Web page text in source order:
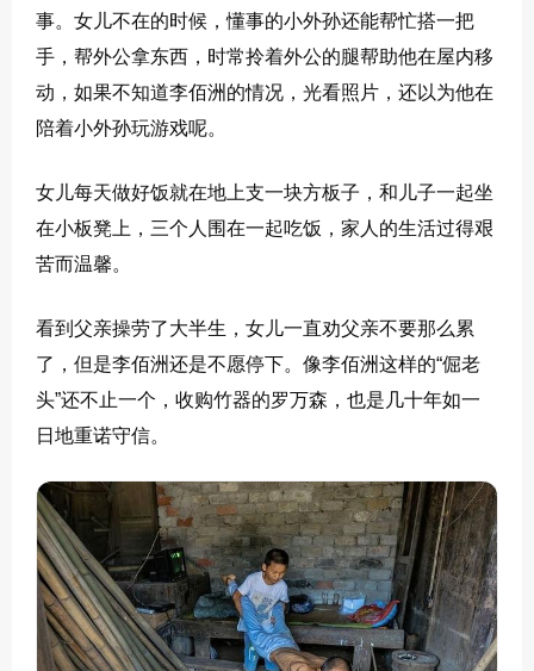
事。女儿不在的时候，懂事的小外孙还能帮忙搭一把
手，帮外公拿东西，时常拎着外公的腿帮助他在屋内移
动，如果不知道李佰洲的情况，光看照片，还以为他在
陪着小外孙玩游戏呢。
女儿每天做好饭就在地上支一块方板子，和儿子一起坐
在小板凳上，三个人围在一起吃饭，家人的生活过得艰
苦而温馨。
看到父亲操劳了大半生，女儿一直劝父亲不要那么累
了，但是李佰洲还是不愿停下。像李佰洲这样的“倔老
头”还不止一个，收购竹器的罗万森，也是几十年如一
日地重诺守信。